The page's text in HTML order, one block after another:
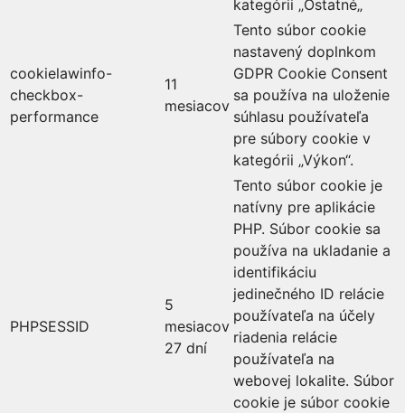
kategórii „Ostatné„
cookielawinfo-
checkbox-
performance
11
mesiacov
Tento súbor cookie
nastavený doplnkom
GDPR Cookie Consent
sa používa na uloženie
súhlasu používateľa
pre súbory cookie v
kategórii „Výkon“.
PHPSESSID
5
mesiacov
27 dní
Tento súbor cookie je
natívny pre aplikácie
PHP. Súbor cookie sa
používa na ukladanie a
identifikáciu
jedinečného ID relácie
používateľa na účely
riadenia relácie
používateľa na
webovej lokalite. Súbor
cookie je súbor cookie